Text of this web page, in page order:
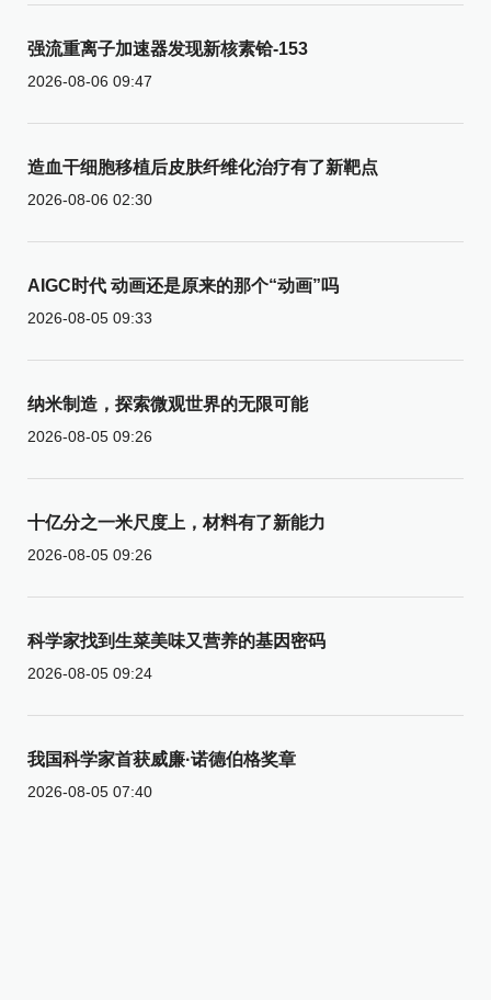
强流重离子加速器发现新核素铪-153
2026-08-06 09:47
造血干细胞移植后皮肤纤维化治疗有了新靶点
2026-08-06 02:30
AIGC时代 动画还是原来的那个“动画”吗
2026-08-05 09:33
纳米制造，探索微观世界的无限可能
2026-08-05 09:26
十亿分之一米尺度上，材料有了新能力
2026-08-05 09:26
科学家找到生菜美味又营养的基因密码
2026-08-05 09:24
我国科学家首获威廉·诺德伯格奖章
2026-08-05 07:40